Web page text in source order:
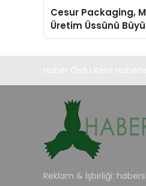
Cesur Packaging,
Üretim Üssünü
Reklam & İşbirliği: